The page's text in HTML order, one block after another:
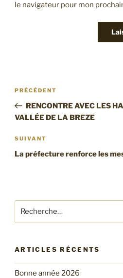
le navigateur pour mon
Navigation
l’article
Article
précédent
PRÉCÉDENT
RENCONTRE AVEC LES
VALLÉE DE LA BREZE
Article
suivant
SUIVANT
La préfecture renforce les
pour
ARTICLES RÉCENTS
Bonne année 2026